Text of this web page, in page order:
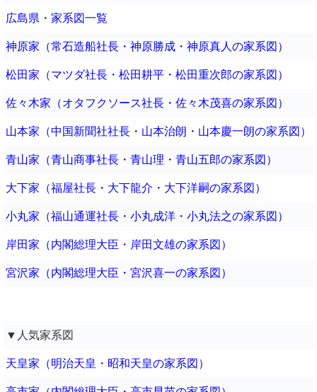
広島県・家系図一覧
神原家（常石造船社長・神原勝成・神原真人の家系図）
松田家（マツダ社長・松田耕平・松田重次郎の家系図）
佐々木家（オタフクソース社長・佐々木茂喜の家系図）
山本家（中国新聞社社長・山本治朗・山本慶一朗の家系図）
青山家（青山商事社長・青山理・青山五郎の家系図）
大下家（福屋社長・大下龍介・大下洋嗣の家系図）
小丸家（福山通運社長・小丸成洋・小丸法之の家系図）
岸田家（内閣総理大臣・岸田文雄の家系図）
宮沢家（内閣総理大臣・宮沢喜一の家系図）
▼人気家系図
天皇家（明治天皇・昭和天皇の家系図）